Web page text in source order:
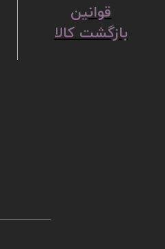
ق​​​​​​​وانین
بازگشت کالا